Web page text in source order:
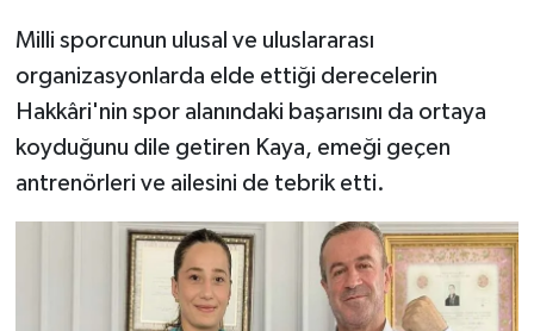
Milli sporcunun ulusal ve uluslararası
organizasyonlarda elde ettiği derecelerin
Hakkâri'nin spor alanındaki başarısını da ortaya
koyduğunu dile getiren Kaya, emeği geçen
antrenörleri ve ailesini de tebrik etti.